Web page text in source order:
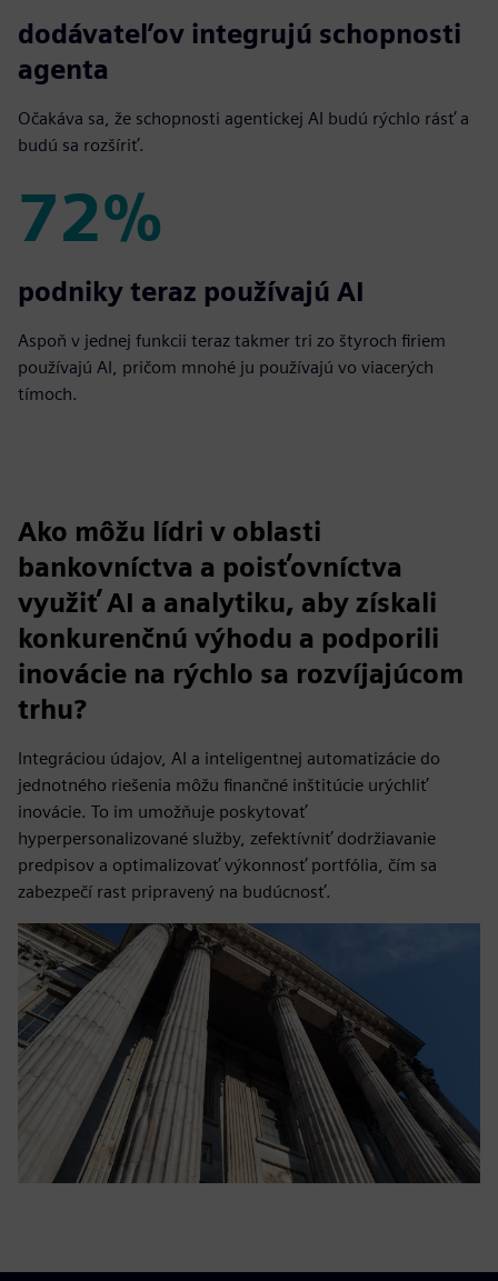
80%
dodávateľov integrujú schopnosti
agenta
Očakáva sa, že schopnosti agentickej AI budú rýchlo rásť a
budú sa rozšíriť.
72%
72%
podniky teraz používajú AI
Aspoň v jednej funkcii teraz takmer tri zo štyroch firiem
používajú AI, pričom mnohé ju používajú vo viacerých
tímoch.
Ako môžu lídri v oblasti
bankovníctva a poisťovníctva
využiť AI a analytiku, aby získali
konkurenčnú výhodu a podporili
inovácie na rýchlo sa rozvíjajúcom
trhu?
Integráciou údajov, AI a inteligentnej automatizácie do
jednotného riešenia môžu finančné inštitúcie urýchliť
inovácie. To im umožňuje poskytovať
hyperpersonalizované služby, zefektívniť dodržiavanie
predpisov a optimalizovať výkonnosť portfólia, čím sa
zabezpečí rast pripravený na budúcnosť.